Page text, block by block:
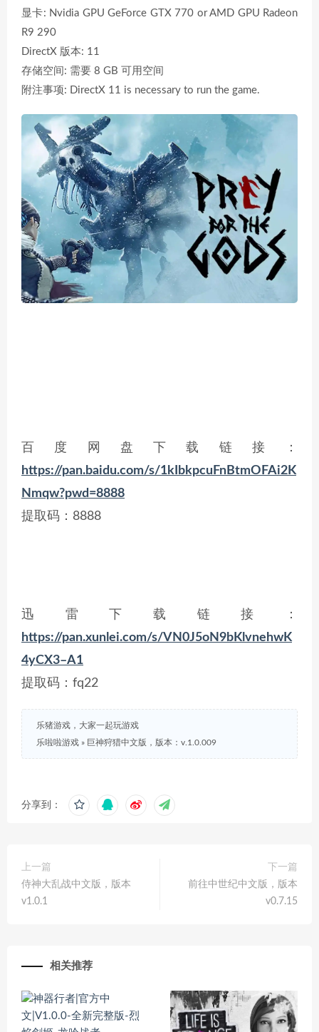
显卡: Nvidia GPU GeForce GTX 770 or AMD GPU Radeon
R9 290
DirectX 版本: 11
存储空间: 需要 8 GB 可用空间
附注事项: DirectX 11 is necessary to run the game.
百度网盘下载链接：
https://pan.baidu.com/s/1kIbkpcuFnBtmOFAi2K
Nmqw?pwd=8888
提取码：8888
迅雷下载链接：
https://pan.xunlei.com/s/VN0J5oN9bKlvnehwK
4yCX3–A1
提取码：fq22
乐猪游戏，大家一起玩游戏
乐啦啦游戏 » 巨神狩猎中文版，版本：v.1.0.009
分享到：
上一篇
侍神大乱战中文版，版本
v1.0.1
下一篇
前往中世纪中文版，版本
v0.7.15
相关推荐